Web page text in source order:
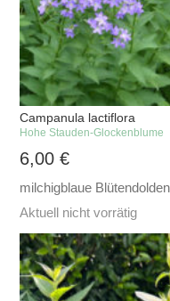
Campanula lactiflora
Hohe Stauden-Glockenblume
6,00€
milchigblaue
Aktuell nicht vorrätig